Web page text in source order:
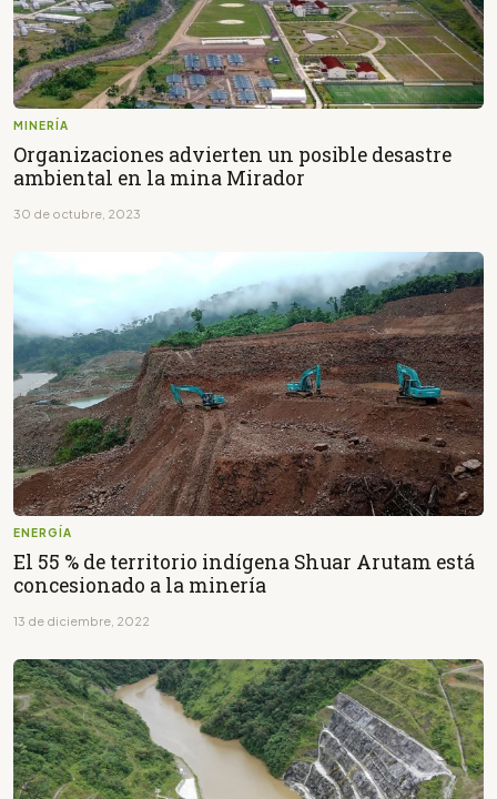
MINERÍA
Organizaciones advierten un posible desastre
ambiental en la mina Mirador
30 de octubre, 2023
ENERGÍA
El 55 % de territorio indígena Shuar Arutam está
concesionado a la minería
13 de diciembre, 2022